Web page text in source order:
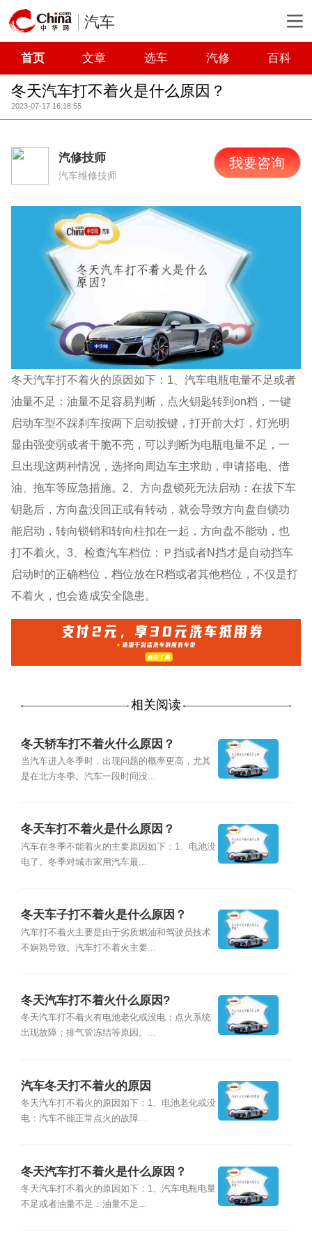
汽车
首页 文章 选车 汽修 百科
冬天汽车打不着火是什么原因？
2023-07-17 16:18:55
汽修技师
汽车维修技师
我要咨询
冬天汽车打不着火的原因如下：1、汽车电瓶电量不足或者
油量不足：油量不足容易判断，点火钥匙转到on档，一键
启动车型不踩刹车按两下启动按键，打开前大灯，灯光明
显由强变弱或者干脆不亮，可以判断为电瓶电量不足，一
旦出现这两种情况，选择向周边车主求助，申请搭电、借
油、拖车等应急措施。2、方向盘锁死无法启动：在拔下车
钥匙后，方向盘没回正或有转动，就会导致方向盘自锁功
能启动，转向锁销和转向柱扣在一起，方向盘不能动，也
打不着火。3、检查汽车档位：Ｐ挡或者N挡才是自动挡车
启动时的正确档位，档位放在R档或者其他档位，不仅是打
不着火，也会造成安全隐患。
相关阅读
冬天轿车打不着火什么原因？
当汽车进入冬季时，出现问题的概率更高，尤其
是在北方冬季。汽车一段时间没...
冬天车打不着火是什么原因？
汽车在冬季不能着火的主要原因如下：1、电池没
电了。冬季对城市家用汽车最...
冬天车子打不着火是什么原因？
汽车打不着火主要是由于劣质燃油和驾驶员技术
不娴熟导致。汽车打不着火主要...
冬天汽车打不着火什么原因?
冬天汽车打不着火有电池老化或没电；点火系统
出现故障；排气管冻结等原因。...
汽车冬天打不着火的原因
冬天汽车打不着火的原因如下：1、电池老化或没
电：汽车不能正常点火的故障...
冬天汽车打不着火是什么原因？
冬天汽车打不着火的原因如下：1、汽车电瓶电量
不足或者油量不足：油量不足...